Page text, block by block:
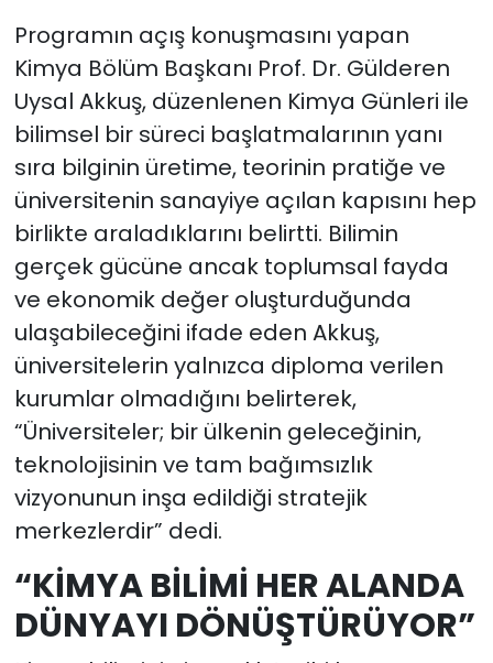
Programın açış konuşmasını yapan
Kimya Bölüm Başkanı Prof. Dr. Gülderen
Uysal Akkuş, düzenlenen Kimya Günleri ile
bilimsel bir süreci başlatmalarının yanı
sıra bilginin üretime, teorinin pratiğe ve
üniversitenin sanayiye açılan kapısını hep
birlikte araladıklarını belirtti. Bilimin
gerçek gücüne ancak toplumsal fayda
ve ekonomik değer oluşturduğunda
ulaşabileceğini ifade eden Akkuş,
üniversitelerin yalnızca diploma verilen
kurumlar olmadığını belirterek,
“Üniversiteler; bir ülkenin geleceğinin,
teknolojisinin ve tam bağımsızlık
vizyonunun inşa edildiği stratejik
merkezlerdir” dedi.
“KİMYA BİLİMİ HER ALANDA
DÜNYAYI DÖNÜŞTÜRÜYOR”